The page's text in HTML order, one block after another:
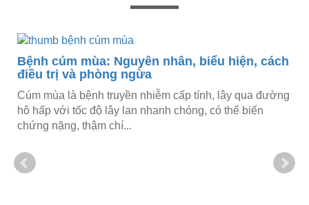
Bệnh cúm mùa: Nguyên nhân, biểu hiện, cách
điều trị và phòng ngừa
Cúm mùa là bệnh truyền nhiễm cấp tính, lây qua đường
hô hấp với tốc độ lây lan nhanh chóng, có thể biến
chứng nặng, thậm chí...